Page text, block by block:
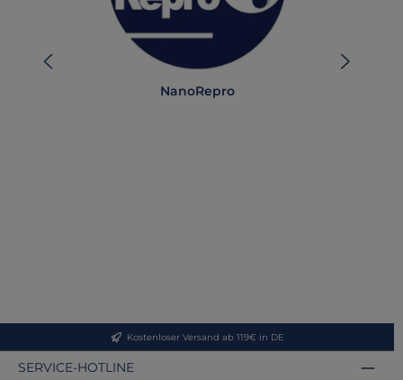
NanoRepro
Kostenloser Versand ab 119€ in DE
SERVICE-HOTLINE